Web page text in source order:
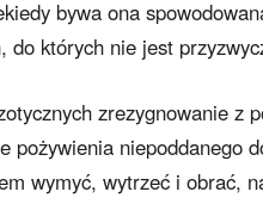
bywa ona
których nie jest
zrezygnowanie z
pożywienia niepoddanego
wymyć, wytrzeć i obrać,